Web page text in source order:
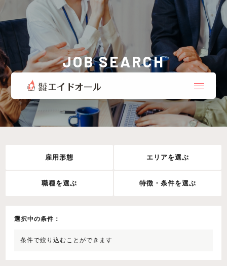
JOB SEARCH
雇用形態 エリアを選ぶ
職種を選ぶ 特徴・条件を選ぶ
選択中の条件：
条件で絞り込むことができます